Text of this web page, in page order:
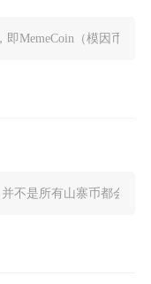
即MemeCoin（模因币/
不是所有山寨币都会归